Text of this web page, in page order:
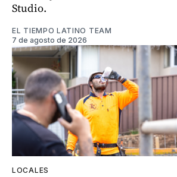
Studio.
EL TIEMPO LATINO TEAM
7 de agosto de 2026
LOCALES